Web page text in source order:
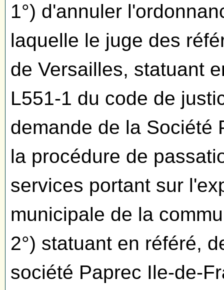
1°) d'annuler
laquelle le juge des
de Versailles, statuant
L551-1 du code de
demande de la Société
la procédure de
services portant sur
municipale de la
2°) statuant en référé,
société Paprec Ile-de-